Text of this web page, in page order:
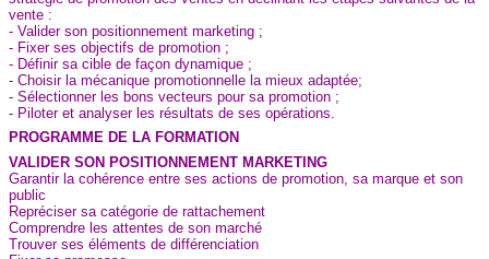
vente :
- Valider son positionnement marketing ;
- Fixer ses objectifs de promotion ;
- Définir sa cible de façon dynamique ;
- Choisir la mécanique promotionnelle la mieux adaptée;
- Sélectionner les bons vecteurs pour sa promotion ;
- Piloter et analyser les résultats de ses opérations.
PROGRAMME DE LA FORMATION
VALIDER SON POSITIONNEMENT MARKETING
Garantir la cohérence entre ses actions de promotion, sa marque et son
public
Repréciser sa catégorie de rattachement
Comprendre les attentes de son marché
Trouver ses éléments de différenciation